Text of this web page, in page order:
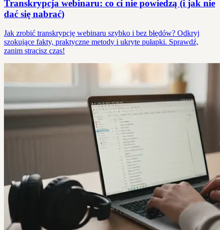
Transkrypcja webinaru: co ci nie powiedzą (i jak nie
dać się nabrać)
Jak zrobić transkrypcję webinaru szybko i bez błędów? Odkryj
szokujące fakty, praktyczne metody i ukryte pułapki. Sprawdź,
zanim stracisz czas!